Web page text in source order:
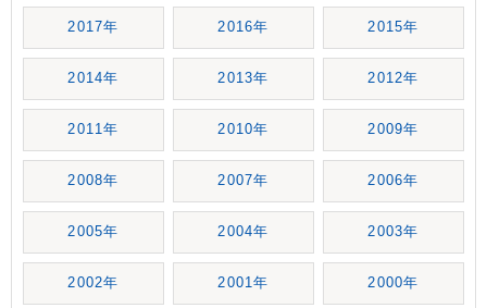
2017年 2016年 2015年
2014年 2013年 2012年
2011年 2010年 2009年
2008年 2007年 2006年
2005年 2004年 2003年
2002年 2001年 2000年